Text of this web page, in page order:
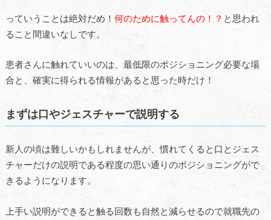
っていうことは絶対だめ！ 何のために触ってんの！？ と思われ
ること間違いなしです。
患者さんに触れていいのは、最低限のポジショニング必要な場
合と、確実に得られる情報があると思った時だけ！
まずは口やジェスチャーで説明する
新人の頃は難しいかもしれませんが、慣れてくると口とジェス
チャーだけの説明である程度の思い通りのポジショニングがで
きるようになります。
上手い説明ができると触る回数も自然と減らせるので就職先の